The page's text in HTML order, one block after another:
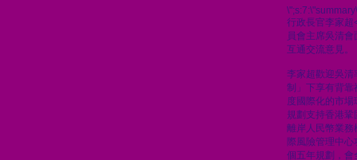
行政長官李家超
員會主席吳清
互通交流意見。
李家超歡迎吳清
制」下享有背靠
度國際化的市
規劃支持香港
離岸人民幣業務
際風險管理中
個五年規劃，會